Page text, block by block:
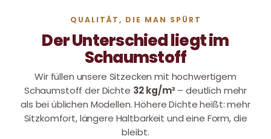
QUALITÄT, DIE MAN SPÜRT
Der Unterschied liegt im
Schaumstoff
Wir füllen unsere Sitzecken mit hochwertigem
Schaumstoff der Dichte 32 kg/m³ – deutlich mehr
als bei üblichen Modellen. Höhere Dichte heißt: mehr
Sitzkomfort, längere Haltbarkeit und eine Form, die
bleibt.